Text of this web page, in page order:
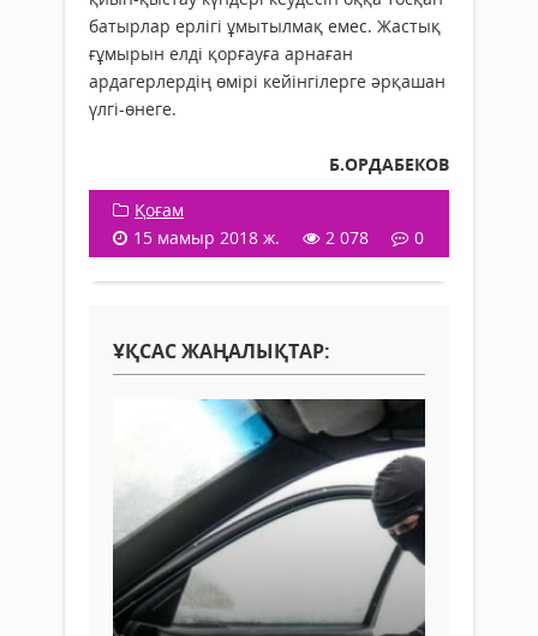
батырлар ерлігі ұмытылмақ емес. Жастық
ғұмырын елді қорғауға арнаған
ардагерлердің өмірі кейінгілерге әрқашан
үлгі-өнеге.
Б.ОРДАБЕКОВ
Қоғам
15 мамыр 2018 ж.
2 078 0
ҰҚСАС ЖАҢАЛЫҚТАР: